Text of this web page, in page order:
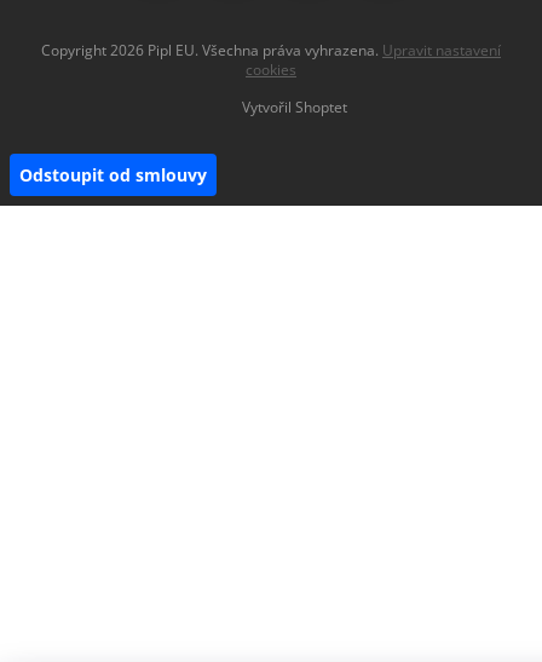
Vytvořil Shoptet
Copyright 2026 Pipl EU. Všechna práva vyhrazena. Upravit nastavení
cookies
Odstoupit od smlouvy